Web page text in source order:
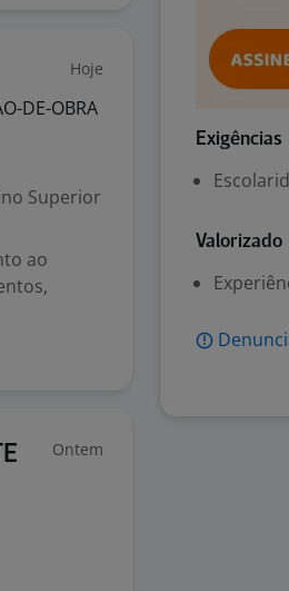
Hoje
DE-OBRA
Superior
ao
Ontem
Exigências
Valorizado